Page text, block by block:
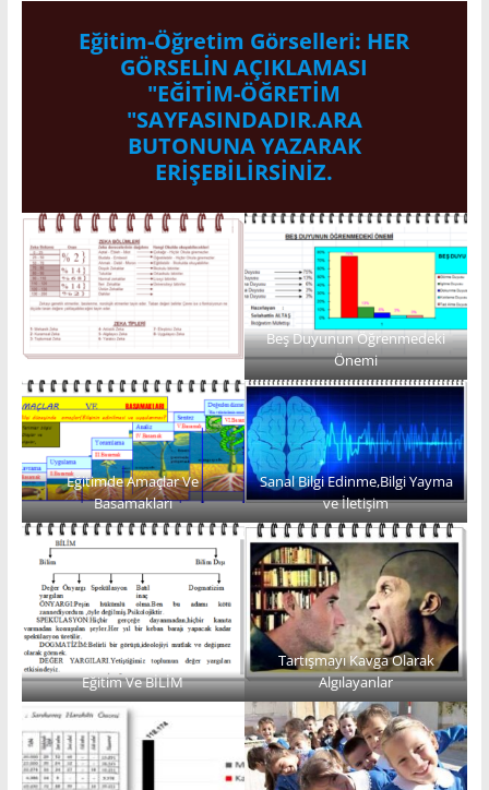
Eğitim-Öğretim Görselleri: HER
GÖRSELİN AÇIKLAMASI
"EĞİTİM-ÖĞRETİM
"SAYFASINDADIR.ARA
BUTONUNA YAZARAK
ERİŞEBİLİRSİNİZ.
Beş Duyunun Öğrenmedeki
Önemi
Eğitimde Amaçlar Ve
Basamakları
Sanal Bilgi Edinme,Bilgi Yayma
ve İletişim
Eğitim Ve BİLİM
Tartışmayı Kavga Olarak
Algılayanlar